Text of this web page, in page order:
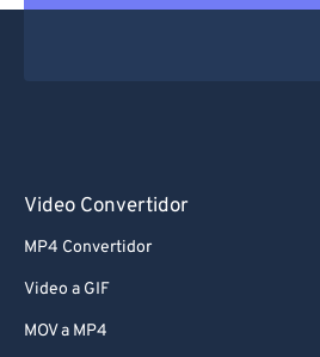
Video Convertidor
MP4 Convertidor
Video a GIF
MOV a MP4